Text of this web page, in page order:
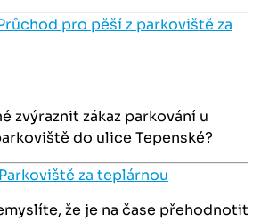
pro pěší z parkoviště za
zvýraznit zákaz parkování u
do ulice Tepenské?
Parkoviště za teplárnou
že je na čase přehodnotit